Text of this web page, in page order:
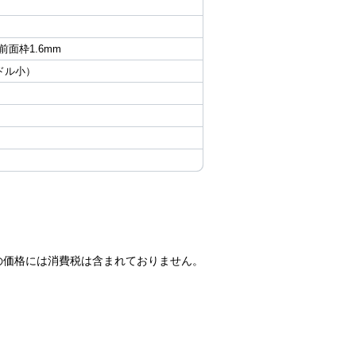
面枠1.6mm
小）
格には消費税は含まれておりません。